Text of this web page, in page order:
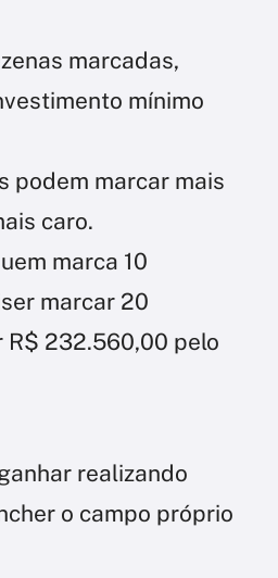
marcadas,
mínimo
podem marcar mais
caro.
marca 10
marcar 20
R$ 232.560,00 pelo
realizando
o campo próprio